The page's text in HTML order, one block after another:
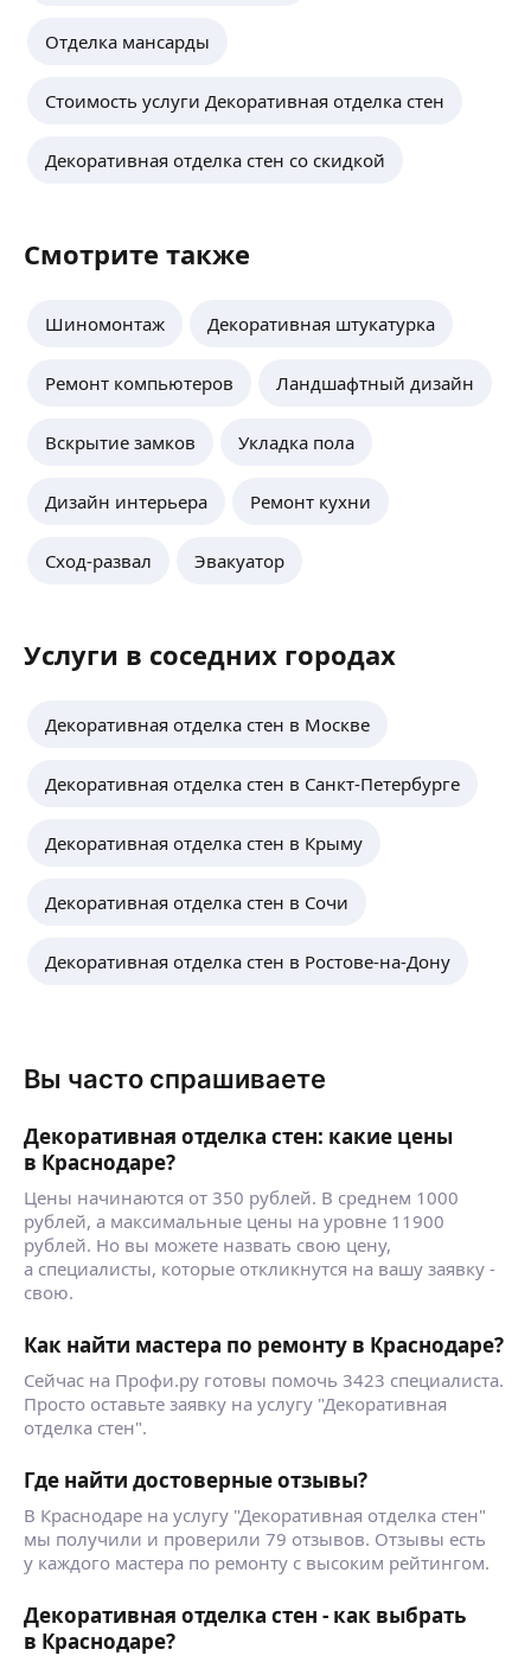
Отделка мансарды
Стоимость услуги Декоративная отделка стен
Декоративная отделка стен со скидкой
Смотрите также
Шиномонтаж Декоративная штукатурка
Ремонт компьютеров Ландшафтный дизайн
Вскрытие замков Укладка пола
Дизайн интерьера Ремонт кухни
Сход-развал Эвакуатор
Услуги в соседних городах
Декоративная отделка стен в Москве
Декоративная отделка стен в Санкт-Петербурге
Декоративная отделка стен в Крыму
Декоративная отделка стен в Сочи
Декоративная отделка стен в Ростове-на-Дону
Вы часто спрашиваете
Декоративная отделка стен: какие цены
в Краснодаре?
Цены начинаются от 350 рублей. В среднем 1000
рублей, а максимальные цены на уровне 11900
рублей. Но вы можете назвать свою цену,
а специалисты, которые откликнутся на вашу заявку -
свою.
Как найти мастера по ремонту в Краснодаре?
Сейчас на Профи.ру готовы помочь 3423 специалиста.
Просто оставьте заявку на услугу "Декоративная
отделка стен".
Где найти достоверные отзывы?
В Краснодаре на услугу "Декоративная отделка стен"
мы получили и проверили 79 отзывов. Отзывы есть
у каждого мастера по ремонту с высоким рейтингом.
Декоративная отделка стен - как выбрать
в Краснодаре?